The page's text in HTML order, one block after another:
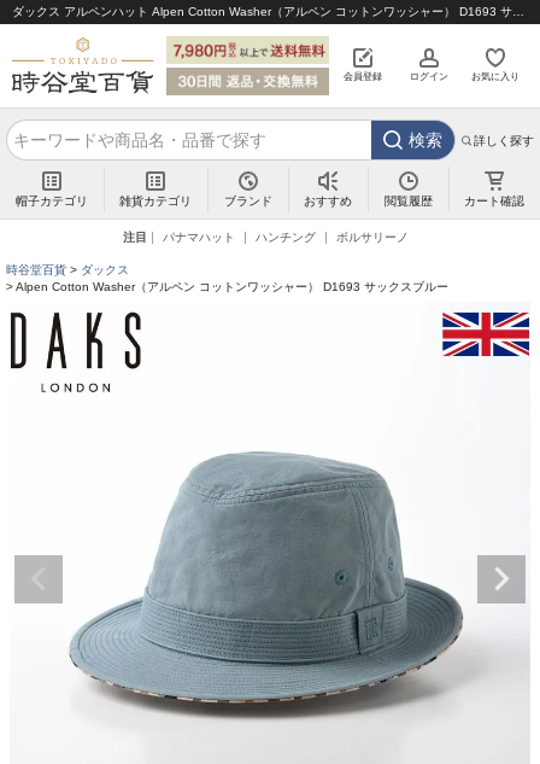
会員登録 ログイン お気に入り
検索 詳しく探す
帽子カテゴリ 雑貨カテゴリ ブランド おすすめ 閲覧履歴 カート確認
注目 パナマハット ハンチング ボルサリーノ
時谷堂百貨
ダックス
Alpen Cotton Washer（アルペン コットンワッシャー） D1693 サックスブルー